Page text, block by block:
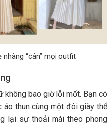
nhàng “cân” mọi outfit
không bao giờ lỗi mốt. Bạn có
thun cùng một đôi giày thể
lại sự thoải mái theo phong